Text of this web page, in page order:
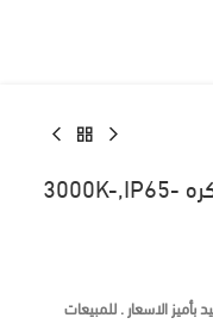
شريط ليد14.4وات/متر-5متر/ بكره -3000K-,IP65
الاسعار . للمبيعات